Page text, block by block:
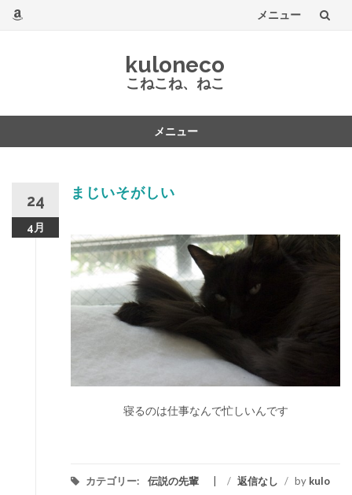
メニュー
kuloneco
こねこね、ねこ
メニュー
24
4月
まじいそがしい
寝るのは仕事なんで忙しいんです
カテゴリー: 伝説の先輩 / 返信なし / by kulo